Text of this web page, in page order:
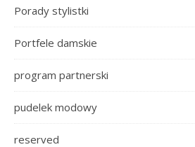
Porady stylistki
Portfele damskie
program partnerski
pudelek modowy
reserved